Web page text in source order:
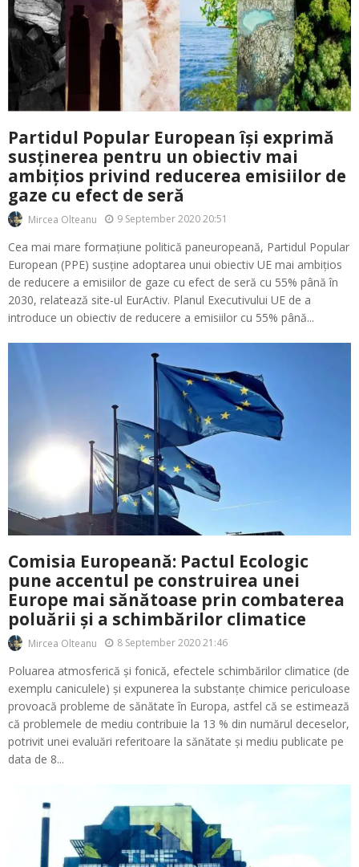
Partidul Popular European își exprimă
susținerea pentru un obiectiv mai
ambițios privind reducerea emisiilor de
gaze cu efect de seră
Mircea Olteanu 9 September 2020 20:51
Cea mai mare formațiune politică paneuropeană, Partidul Popular
European (PPE) susține adoptarea unui obiectiv UE mai ambițios
de reducere a emisiilor de gaze cu efect de seră cu 55% până în
2030, relatează site-ul EurActiv. Planul Executivului UE de a
introduce un obiectiv de reducere a emisiilor cu 55% până...
Comisia Europeană: Pactul Ecologic
pune accentul pe construirea unei
Europe mai sănătoase prin combaterea
poluării și a schimbărilor climatice
Mircea Olteanu 8 September 2020 21:46
Poluarea atmosferică și fonică, efectele schimbărilor climatice (de
exemplu caniculele) și expunerea la substanțe chimice periculoase
provoacă probleme de sănătate în Europa, astfel că se estimează
că problemele de mediu contribuie la 13 % din numărul deceselor,
potrivit unei evaluări referitoare la sănătate și mediu publicate pe
data de 8...